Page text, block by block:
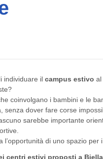
individuare il campus estivo al
coinvolgano i bambini e le
dover fare corse
sarebbe importante
di uno spazio per
centri estivi proposti a